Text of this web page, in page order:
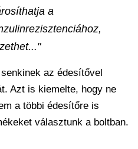
a
az édesítővel
Azt is kiemelte, hogy ne
a többi édesítőre is
választunk a boltban.